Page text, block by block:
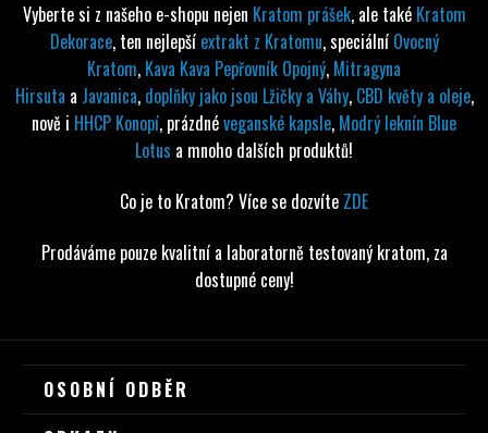
Vyberte si z našeho e-shopu nejen Kratom prášek, ale také Kratom
Dekorace, ten nejlepší extrakt z Kratomu, speciální Ovocný
Kratom, Kava Kava Pepřovník Opojný, Mitragyna
Hirsuta a Javanica, doplňky jako jsou Lžičky a Váhy, CBD květy a oleje,
nově i HHCP Konopí, prázdnéveganské kapsle, Modrý leknín Blue
Lotus a mnoho dalších produktů!
Co je to Kratom? Více se dozvíte ZDE
Prodáváme pouze kvalitní a laboratorně testovaný kratom, za
dostupné ceny!
OSOBNÍ ODBĚR